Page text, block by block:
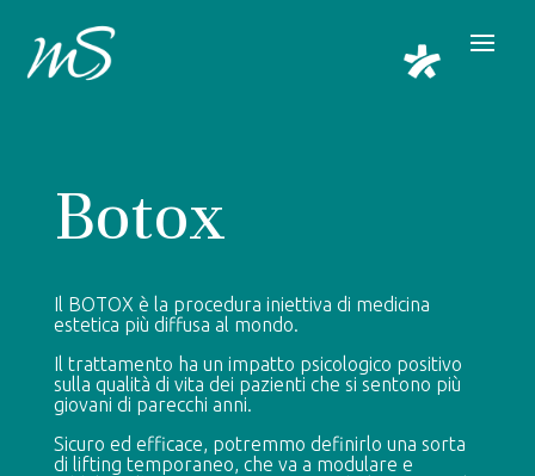
Botox
Il BOTOX è la procedura iniettiva di medicina
estetica più diffusa al mondo.
Il trattamento ha un impatto psicologico positivo
sulla qualità di vita dei pazienti che si sentono più
giovani di parecchi anni.
Sicuro ed efficace, potremmo definirlo una sorta
di lifting temporaneo, che va a modulare e